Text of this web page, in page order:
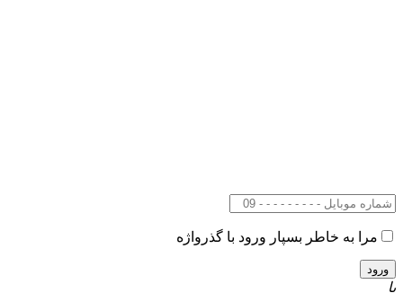
مرا به خاطر بسپار ورود با گذرواژه
یا